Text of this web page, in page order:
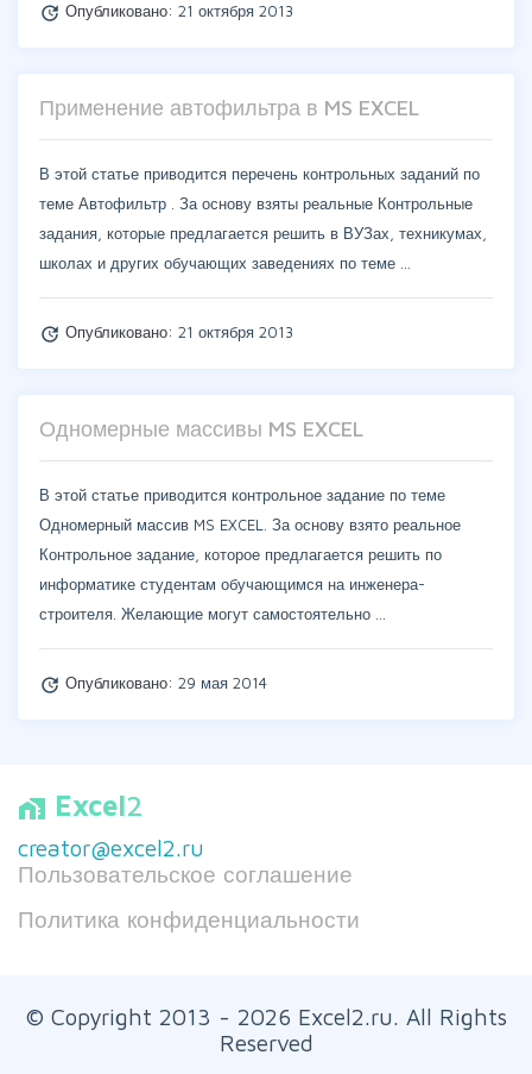
update Опубликовано: 21 октября 2013
Применение автофильтра в MS EXCEL
В этой статье приводится перечень контрольных заданий по
теме Автофильтр . За основу взяты реальные Контрольные
задания, которые предлагается решить в ВУЗах, техникумах,
школах и других обучающих заведениях по теме …
update Опубликовано: 21 октября 2013
Одномерные массивы MS EXCEL
В этой статье приводится контрольное задание по теме
Одномерный массив MS EXCEL. За основу взято реальное
Контрольное задание, которое предлагается решить по
информатике студентам обучающимся на инженера-
строителя. Желающие могут самостоятельно …
update Опубликовано: 29 мая 2014
home_work Excel2
creator@excel2.ru
Пользовательское соглашение
Политика конфиденциальности
© Copyright 2013 - 2026 Excel2.ru. All Rights
Reserved